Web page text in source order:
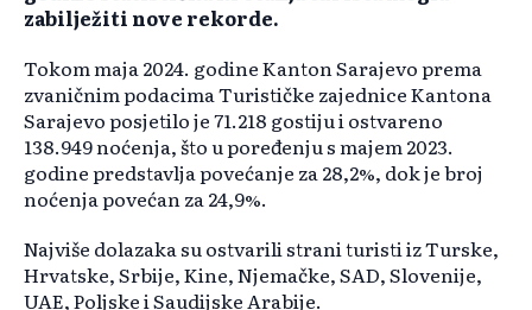
zabilježiti nove rekorde.
Tokom maja 2024. godine Kanton Sarajevo prema
zvaničnim podacima Turističke zajednice Kantona
Sarajevo posjetilo je 71.218 gostiju i ostvareno
138.949 noćenja, što u poređenju s majem 2023.
godine predstavlja povećanje za 28,2%, dok je broj
noćenja povećan za 24,9%.
Najviše dolazaka su ostvarili strani turisti iz Turske,
Hrvatske, Srbije, Kine, Njemačke, SAD, Slovenije,
UAE, Poljske i Saudijske Arabije.